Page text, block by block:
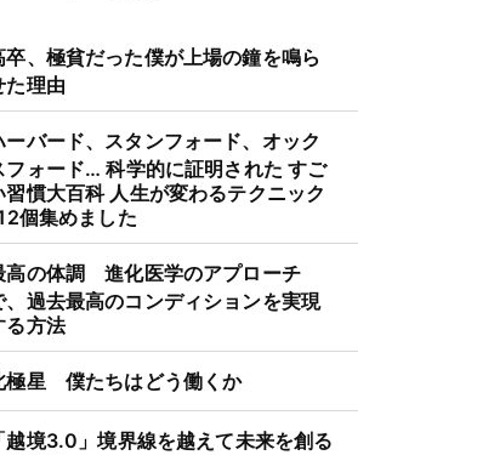
卒、極貧だった僕が上場の鐘を鳴ら
た理由
ーバード、スタンフォード、オック
フォード… 科学的に証明された すご
習慣大百科 人生が変わるテクニック
個集めました
高の体調 進化医学のアプローチ
、過去最高のコンディションを実現
る方法
極星 僕たちはどう働くか
越境3.0」境界線を越えて未来を創る